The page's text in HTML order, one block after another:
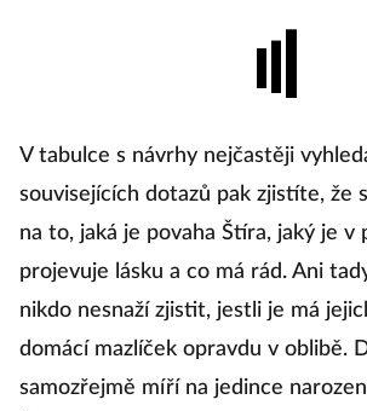
V tabulce s návrhy nejčastěji
souvisejících dotazů pak zjistíte, že
na to, jaká je povaha Štíra, jaký je v
projevuje lásku a co má rád. Ani
nikdo nesnaží zjistit, jestli je má
domácí mazlíček opravdu v oblibě.
samozřejmě míří na jedince